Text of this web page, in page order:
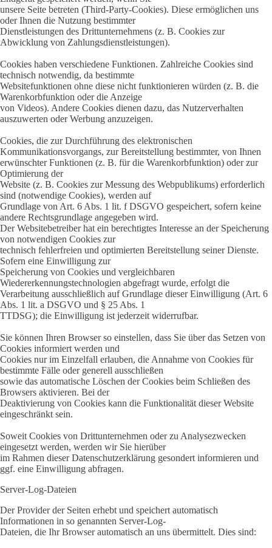
unsere Seite betreten (Third-Party-Cookies). Diese ermöglichen uns
oder Ihnen die Nutzung bestimmter
Dienstleistungen des Drittunternehmens (z. B. Cookies zur
Abwicklung von Zahlungsdienstleistungen).
Cookies haben verschiedene Funktionen. Zahlreiche Cookies sind
technisch notwendig, da bestimmte
Websitefunktionen ohne diese nicht funktionieren würden (z. B. die
Warenkorbfunktion oder die Anzeige
von Videos). Andere Cookies dienen dazu, das Nutzerverhalten
auszuwerten oder Werbung anzuzeigen.
Cookies, die zur Durchführung des elektronischen
Kommunikationsvorgangs, zur Bereitstellung bestimmter, von Ihnen
erwünschter Funktionen (z. B. für die Warenkorbfunktion) oder zur
Optimierung der
Website (z. B. Cookies zur Messung des Webpublikums) erforderlich
sind (notwendige Cookies), werden auf
Grundlage von Art. 6 Abs. 1 lit. f DSGVO gespeichert, sofern keine
andere Rechtsgrundlage angegeben wird.
Der Websitebetreiber hat ein berechtigtes Interesse an der Speicherung
von notwendigen Cookies zur
technisch fehlerfreien und optimierten Bereitstellung seiner Dienste.
Sofern eine Einwilligung zur
Speicherung von Cookies und vergleichbaren
Wiedererkennungstechnologien abgefragt wurde, erfolgt die
Verarbeitung ausschließlich auf Grundlage dieser Einwilligung (Art. 6
Abs. 1 lit. a DSGVO und § 25 Abs. 1
TTDSG); die Einwilligung ist jederzeit widerrufbar.
Sie können Ihren Browser so einstellen, dass Sie über das Setzen von
Cookies informiert werden und
Cookies nur im Einzelfall erlauben, die Annahme von Cookies für
bestimmte Fälle oder generell ausschließen
sowie das automatische Löschen der Cookies beim Schließen des
Browsers aktivieren. Bei der
Deaktivierung von Cookies kann die Funktionalität dieser Website
eingeschränkt sein.
Soweit Cookies von Drittunternehmen oder zu Analysezwecken
eingesetzt werden, werden wir Sie hierüber
im Rahmen dieser Datenschutzerklärung gesondert informieren und
ggf. eine Einwilligung abfragen.
Server-Log-Dateien
Der Provider der Seiten erhebt und speichert automatisch
Informationen in so genannten Server-Log-
Dateien, die Ihr Browser automatisch an uns übermittelt. Dies sind: